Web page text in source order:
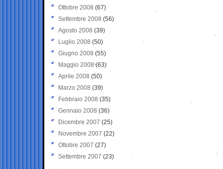
Ottobre 2008 (67)
Settembre 2008 (56)
Agosto 2008 (39)
Luglio 2008 (50)
Giugno 2008 (55)
Maggio 2008(63)
Aprile 2008 (50)
Marzo 2008 (39)
Febbraio 2008 (35)
Gennaio 2008 (36)
Dicembre 2007 (25)
Novembre 2007 (22)
Ottobre 2007 (27)
Settembre 2007 (23)